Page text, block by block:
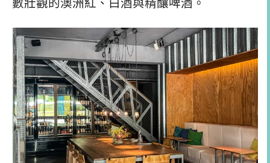
數壯觀的澳洲紅、白酒與精釀啤酒。